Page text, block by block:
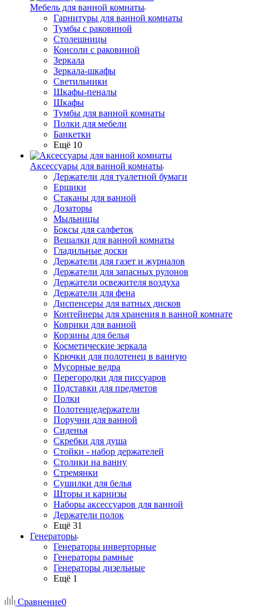
Мебель для ванной комнаты
Гарнитуры для ванной комнаты
Тумбы с раковиной
Столешницы
Консоли с раковиной
Зеркала
Зеркала-шкафы
Светильники
Шкафы-пеналы
Шкафы
Тумбы для ванной комнаты
Полки для мебели
Банкетки
Ещё 10
Аксессуары для ванной комнаты
Держатели для туалетной бумаги
Ершики
Стаканы для ванной
Дозаторы
Мыльницы
Боксы для салфеток
Вешалки для ванной комнаты
Гладильные доски
Держатели для газет и журналов
Держатели для запасных рулонов
Держатели освежителя воздуха
Держатели для фена
Диспенсеры для ватных дисков
Контейнеры для хранения в ванной комнате
Коврики для ванной
Корзины для белья
Косметические зеркала
Крючки для полотенец в ванную
Мусорные ведра
Перегородки для писсуаров
Подставки для предметов
Полки
Полотенцедержатели
Поручни для ванной
Сиденья
Скребки для душа
Стойки - набор держателей
Столики на ванну
Стремянки
Сушилки для белья
Шторы и карнизы
Наборы аксессуаров для ванной
Держатели полок
Ещё 31
Генераторы
Генераторы инверторные
Генераторы рамные
Генераторы дизельные
Ещё 1
Сравнение0